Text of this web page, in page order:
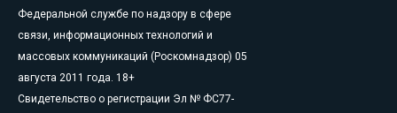
Федеральной службе по надзору в сфере
связи, информационных технологий и
массовых коммуникаций (Роскомнадзор) 05
августа 2011 года. 18+
Свидетельство о регистрации Эл № ФС77-